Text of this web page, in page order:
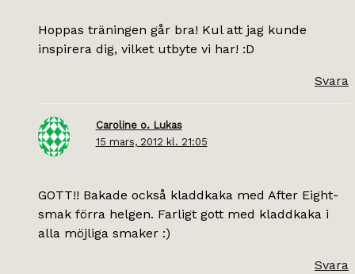
Hoppas träningen går bra! Kul att jag kunde
inspirera dig, vilket utbyte vi har! :D
Svara
Caroline o. Lukas
15 mars, 2012 kl. 21:05
GOTT!! Bakade också kladdkaka med After Eight-
smak förra helgen. Farligt gott med kladdkaka i
alla möjliga smaker :)
Svara